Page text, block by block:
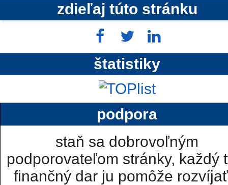
zdieľaj túto stránku
štatistiky
podpora
staň sa dobrovoľným
podporovateľom stránky, každý
finančný dar ju pomôže